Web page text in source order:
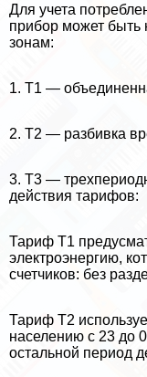
Для учета
прибор может
зонам:
1. Т1 —
2. Т2 — разбивка
3. Т3 —
действия тарифов:
Тариф Т1
электроэнергию,
счетчиков: без
Тариф Т2
населению с 23 до
остальной период